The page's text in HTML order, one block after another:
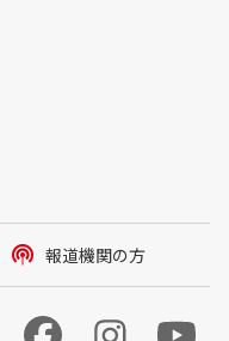
報道機関の方